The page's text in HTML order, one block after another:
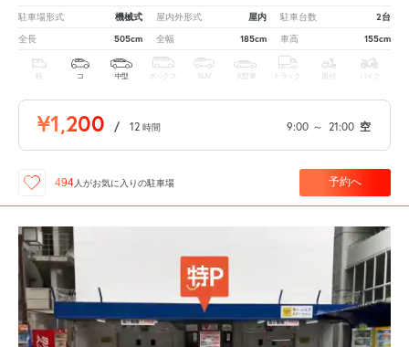
駐車場形式 機械式 屋内外形式 屋内 駐車台数 2台
全長 505cm 全幅 185cm 車高 155cm
軽 コ 中型 ボックス SUV 大型車 トラック 原付 バイク
¥1,200 / 12 時間 9:00 ～ 21:00 空
494 人がお気に入りの駐車場 予約へ